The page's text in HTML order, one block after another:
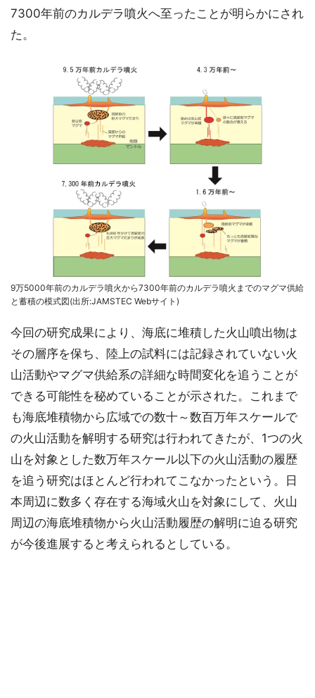
7300年前のカルデラ噴火へ至ったことが明らかにされ
た。
9万5000年前のカルデラ噴火から7300年前のカルデラ噴火までのマグマ供給
と蓄積の模式図(出所:JAMSTEC Webサイト)
今回の研究成果により、海底に堆積した火山噴出物は
その層序を保ち、陸上の試料には記録されていない火
山活動やマグマ供給系の詳細な時間変化を追うことが
できる可能性を秘めていることが示された。これまで
も海底堆積物から広域での数十～数百万年スケールで
の火山活動を解明する研究は行われてきたが、1つの火
山を対象とした数万年スケール以下の火山活動の履歴
を追う研究はほとんど行われてこなかったという。日
本周辺に数多く存在する海域火山を対象にして、火山
周辺の海底堆積物から火山活動履歴の解明に迫る研究
が今後進展すると考えられるとしている。